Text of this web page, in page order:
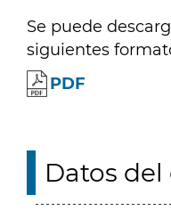
Se puede
siguientes
PDF
Datos